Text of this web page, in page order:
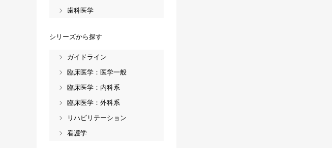
歯科医学
シリーズから探す
ガイドライン
臨床医学：医学一般
臨床医学：内科系
臨床医学：外科系
リハビリテーション
看護学